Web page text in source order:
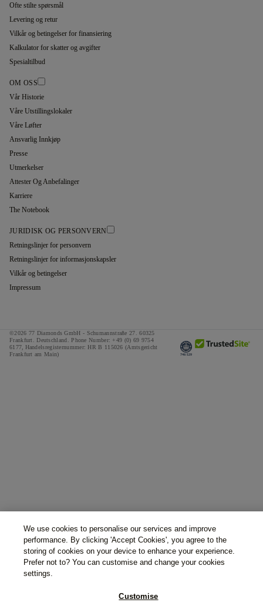
Ofte stilte spørsmål
Levering og retur
Vilkår og betingelser for finansiering
Kalkulator for skatter og avgifter
Spesialtilbud
OM OSS
Vår Historie
Våre Utstillingslokaler
Våre Løfter
Ansvarlig Innkjøp
Presse
Utmerkelser
Attester Og Anbefalinger
Karriere
The Notebook
JURIDISK OG PERSONVERN
Retningslinjer for personvern
Retningslinjer for informasjonskapsler
Vilkår og betingelser
Impressum
©2026 77 Diamonds GmbH - Schumannstraße 27. 60325
Frankfurt. Deutschland. Phone Number: +49 (0) 69 9754
6177,
Handelsregisternummer: HR B 115026 (Amtsgericht
Frankfurt am Main)
We use cookies to personalise our services and improve
performance. By clicking 'Accept Cookies', you agree to the
storing of cookies on your device to enhance your experience.
Prefer not to? You can customise and change your cookies
settings.
Customise